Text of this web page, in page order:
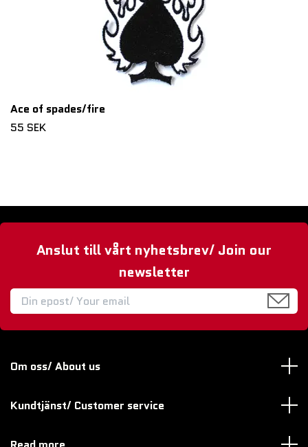
Ace of spades/fire
55 SEK
Anslut till vårt nyhetsbrev/ Join our
newsletter
Om oss/ About us
Kundtjänst/ Customer service